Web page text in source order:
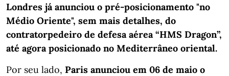
Londres já anunciou o pré-posicionamento "no
Médio Oriente", sem mais detalhes, do
contratorpedeiro de defesa aérea “HMS Dragon”,
até agora posicionado no Mediterrâneo oriental.
Por seu lado, Paris anunciou em 06 de maio o